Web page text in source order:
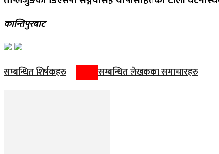
कान्तिपुरबाट
सम्बन्धित शिर्षकहरु सम्बन्धित लेखकका समाचारहरु